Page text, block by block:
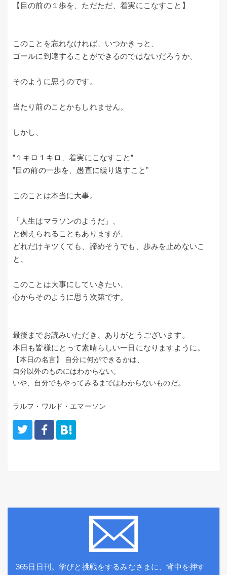
【目の前の１歩を、ただただ、着実にこなすこと】
このことを忘れなければ、いつかきっと、
ゴールに到達することができるのではないだろうか、
そのように思うのです。
当たり前のことかもしれません。
しかし、
”１キロ１キロ、着実にこなすこと”
”目の前の一歩を、愚直に繰り返すこと”
このことは本当に大事。
「人生はマラソンのようだ」、
と例えられることもありますが、
どれだけキツくても、諦めそうでも、歩みを止めないこ
と、
このことは大事にしていきたい、
心からそのように思う次第です。
最後までお読みいただき、ありがとうございます。
本日も皆様にとって素晴らしい一日になりますように。
【本日の名言】
自分に何ができるかは、
自分以外のものにはわからない。
いや、自分でもやってみるまではわからないものだ。
ラルフ・ワルド・エマーソン
365日日刊。学びと挑戦をするみなさまに、背中を押す